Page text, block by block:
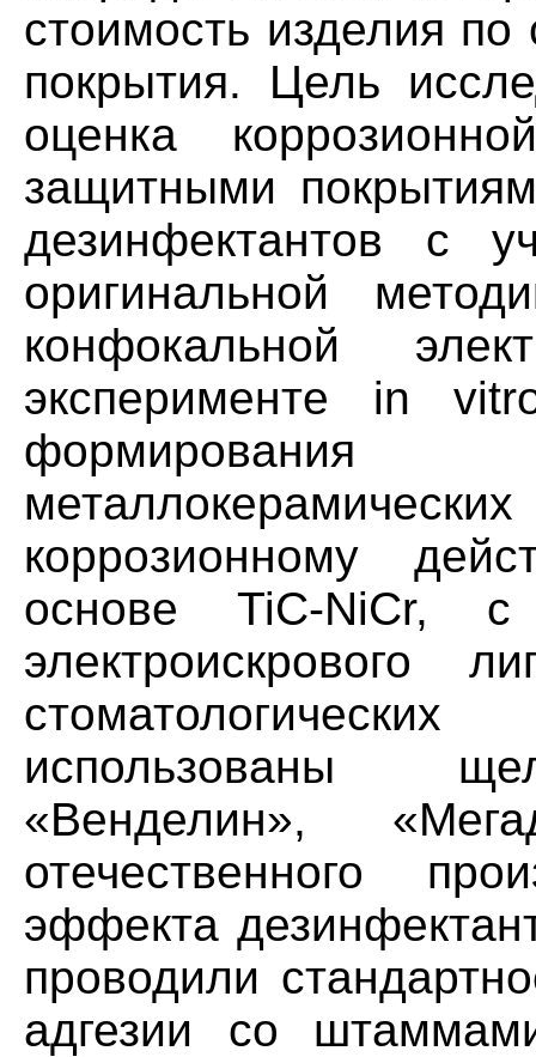
стоимость изделия
покрытия. Цель
оценка
защитными
дезинфектантов с
оригинальной
конфокальной
эксперименте in
коррозионному
основе TiC-NiCr, с
электроискрового
использованы
«Венделин»,
отечественного
эффекта
проводили
адгезии со